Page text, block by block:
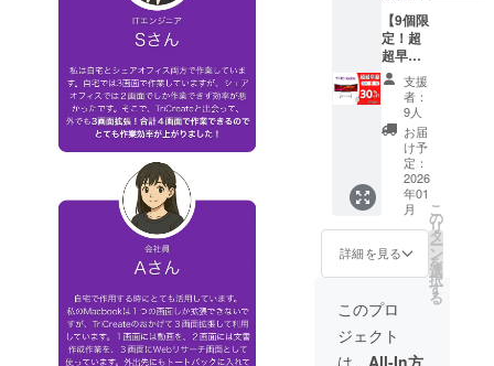
しま
す。 ※
デザイ
ン・仕
様は変
更にな
る可能
性もご
ざいま
す。ご
了承く
ださ
い。
規販売
価格が
販売予
定価格
より下
がる可
能性も
ござい
ます。
※類似商
品が発
生する
可能性
がある
点ご了
ご支援
頂けま
す様お
願い致
状況、
使用部
材の供
給状
況、製
造工程
上の都
合等に
より出
荷時期
が遅れ
る場合
があり
ます。
※皆様の
産効率
が向上
した場
合、正
ただ
き、あ
りがと
うござ
いま
す！ ※
一般販
売予定
価格：
419,970
円（税
込み）
※リター
ンはす
べて
の金額
になり
ます。
※ご注文
【9個限
定！超
超早
割】 リ
ターン
内容：
TriCrea
te トリ
プルモ
バイル
モニ
ター×1
セット
【一般
販売価
格の
30%OF
F】 ご
支援い
ただ
支援
者：
9人
お届
け予
定：
2026
年01
月
詳細を見る
こ
の
リ
タ
ー
ン
を
選
択
す
る
このプロ
ジェクト
は、 All-In方